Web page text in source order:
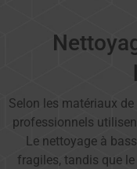
Selon les matériaux
professionnels
Le nettoyage à
fragiles, tandis que